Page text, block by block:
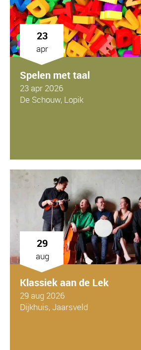
23
apr
Spelen met taal
23 apr 2026
De Schouw, Lopik
29
aug
Klassiek aan de Lek
29 aug 2026
Dijkhuis, Jaarsveld